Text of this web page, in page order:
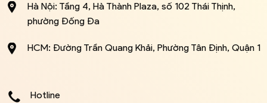
Hà Nội: Tầng 4, Hà Thành Plaza, số 102 Thái Thịnh,
phường Đống Đa
HCM: Đường Trần Quang Khải, Phường Tân Định, Quận 1
Hotline